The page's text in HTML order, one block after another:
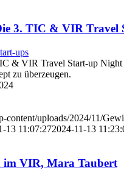
3. TIC & VIR Travel
ups
& VIR Travel Start-up Night
zu überzeugen.
content/uploads/2024/11/
13 11:07:272024-11-13
im VIR, Mara Taubert